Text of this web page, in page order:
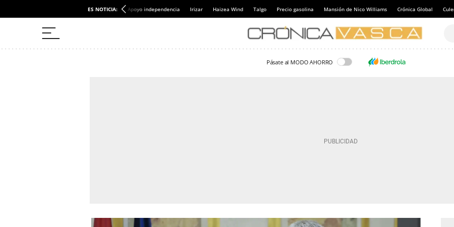
ES NOTICIA: Apoyo independencia Irizar Haizea Wind Talgo Precio gasolina Mansión de Nico Williams Crónica Global
Pásate al MODO AHORRO